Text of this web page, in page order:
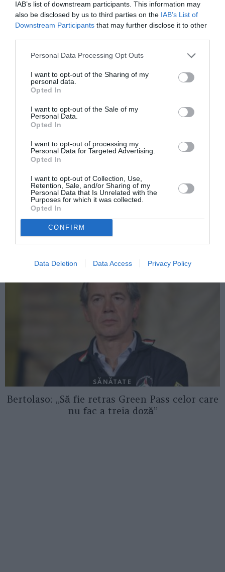
IAB’s list of downstream participants. This information may
also be disclosed by us to third parties on the IAB’s List of
Downstream Participants that may further disclose it to other
Personal Data Processing Opt Outs
I want to opt-out of the Sharing of my
personal data.
Opted In
I want to opt-out of the Sale of my
Personal Data.
Opted In
I want to opt-out of processing my
Personal Data for Targeted Advertising.
Opted In
I want to opt-out of Collection, Use,
Retention, Sale, and/or Sharing of my
Personal Data that Is Unrelated with the
Purposes for which it was collected.
Opted In
CONFIRM
Data Deletion Data Access Privacy Policy
”Dragii mei, nu veniţi anul acesta acasă de
sărbători!” VIDEO
AȚI PUTEA DORI DE
ASEMENEA
SĂNĂTATE
„Patentat cu trei ani înainte de pandemie”.
Descoperirea incredibilă a revistei Frontiers
in Virology
SĂNĂTATE
Bertolaso: „Să fie retras Green Pass celor care
nu fac a treia doză”